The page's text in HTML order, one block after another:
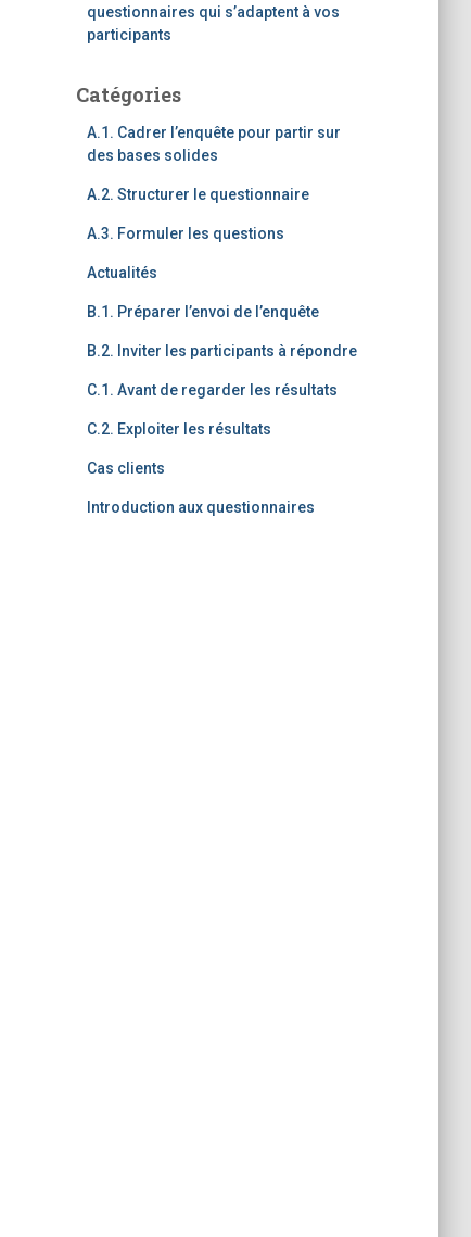
questionnaires qui s’adaptent à vos
participants
Catégories
A.1. Cadrer l’enquête pour partir sur
des bases solides
A.2. Structurer le questionnaire
A.3. Formuler les questions
Actualités
B.1. Préparer l’envoi de l’enquête
B.2. Inviter les participants à répondre
C.1. Avant de regarder les résultats
C.2. Exploiter les résultats
Cas clients
Introduction aux questionnaires